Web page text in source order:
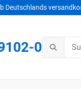
Deutschlands
0